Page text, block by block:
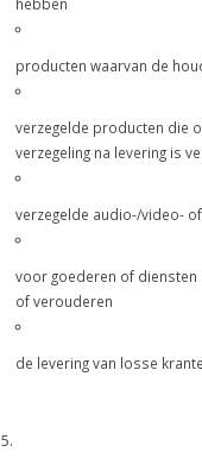
producten waarvan de
verzegelde producten die
verzegeling na levering is
verzegelde audio-/video-
voor goederen of diensten
of verouderen
de levering van losse